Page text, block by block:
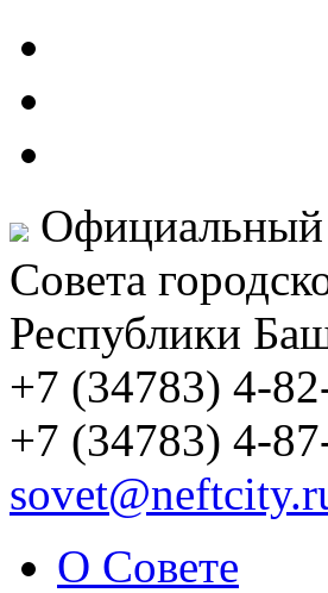
Официальный
Совета
Республики
+7 (34783) 4-
+7 (34783) 4-
О Совете